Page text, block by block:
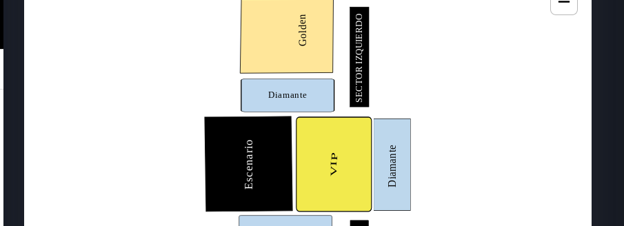
VIP
Escenario
Diamante SECTOR IZQUIERDO
Golden
Diamante